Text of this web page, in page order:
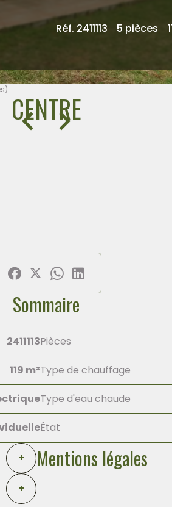
Réf. 2411113 5 pièces
CENTRE
Sommaire
2411113Pièces
119 m²Type de chauffage
Type d'eau chaude
État
+ Mentions légales
+